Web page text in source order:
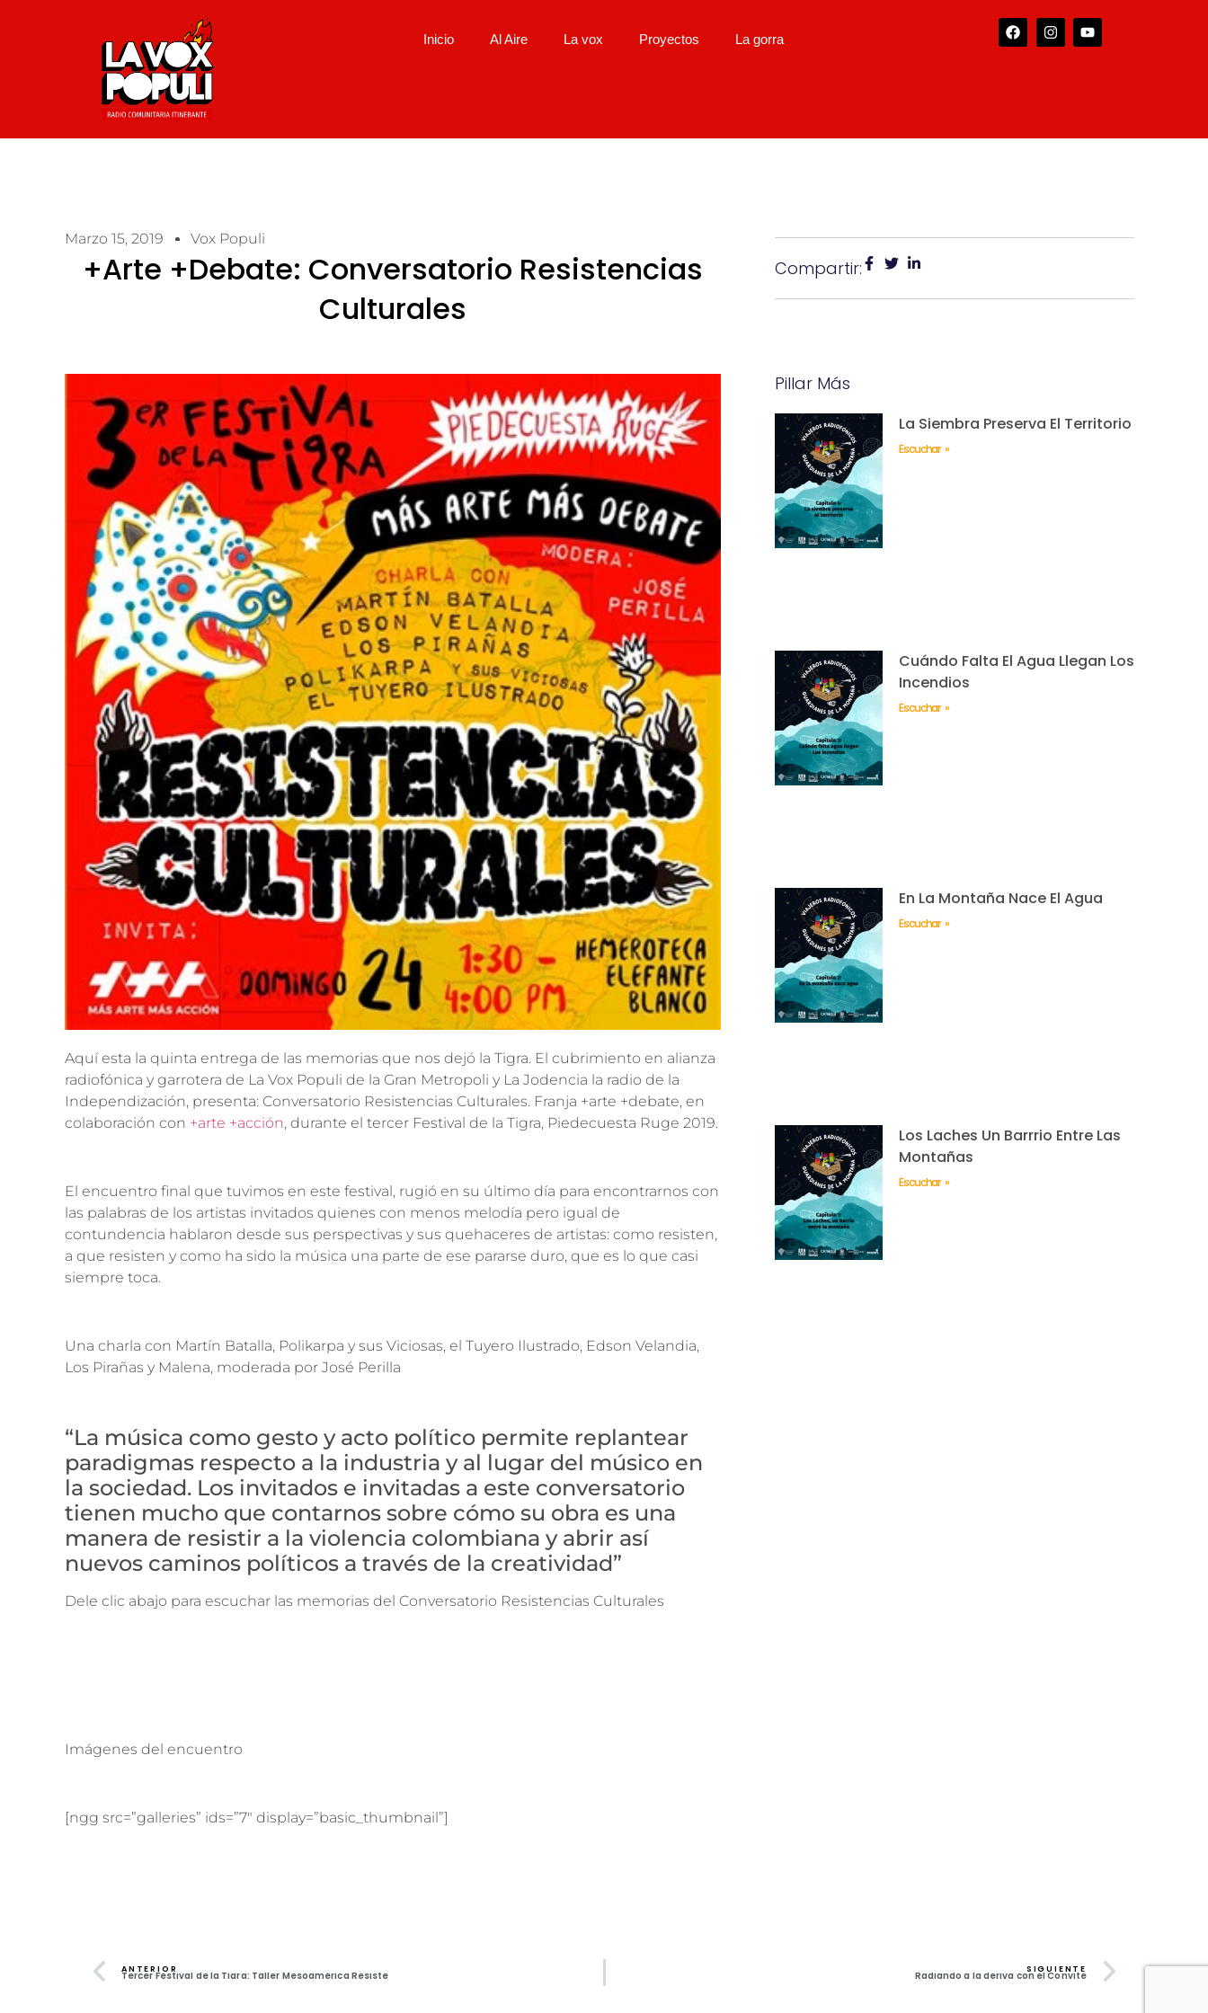
Inicio Al Aire La vox Proyectos La gorra
Marzo 15, 2019 Vox Populi
+Arte +Debate: Conversatorio Resistencias
Culturales
Aquí esta la quinta entrega de las memorias que nos dejó la Tigra. El cubrimiento en alianza
radiofónica y garrotera de La Vox Populi de la Gran Metropoli y La Jodencia la radio de la
Independización, presenta: Conversatorio Resistencias Culturales. Franja +arte +debate, en
colaboración con +arte +acción, durante el tercer Festival de la Tigra, Piedecuesta Ruge 2019.
El encuentro final que tuvimos en este festival, rugió en su último día para encontrarnos con
las palabras de los artistas invitados quienes con menos melodía pero igual de
contundencia hablaron desde sus perspectivas y sus quehaceres de artistas: como resisten,
a que resisten y como ha sido la música una parte de ese pararse duro, que es lo que casi
siempre toca.
Una charla con Martín Batalla, Polikarpa y sus Viciosas, el Tuyero Ilustrado, Edson Velandia,
Los Pirañas y Malena, moderada por José Perilla
“La música como gesto y acto político permite replantear
paradigmas respecto a la industria y al lugar del músico en
la sociedad. Los invitados e invitadas a este conversatorio
tienen mucho que contarnos sobre cómo su obra es una
manera de resistir a la violencia colombiana y abrir así
nuevos caminos políticos a través de la creatividad”
Dele clic abajo para escuchar las memorias del Conversatorio Resistencias Culturales
Imágenes del encuentro
[ngg src=”galleries” ids=”7″ display=”basic_thumbnail”]
Compartir:
Pillar Más
La Siembra Preserva El Territorio
Escuchar »
Cuándo Falta El Agua Llegan Los
Incendios
Escuchar »
En La Montaña Nace El Agua
Escuchar »
Los Laches Un Barrrio Entre Las
Montañas
Escuchar »
ANTERIOR
Tercer Festival de la Tigra: Taller Mesoamérica Resiste SIGUIENTE
Radiando a la deriva con el Convite